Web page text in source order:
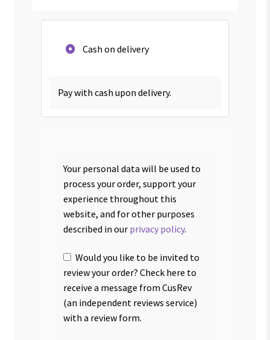
Cash on delivery
Pay with cash upon delivery.
Your personal data will be used to
process your order, support your
experience throughout this
website, and for other purposes
described in our privacy policy.
Would you like to be invited to
review your order? Check here to
receive a message from CusRev
(an independent reviews service)
with a review form.